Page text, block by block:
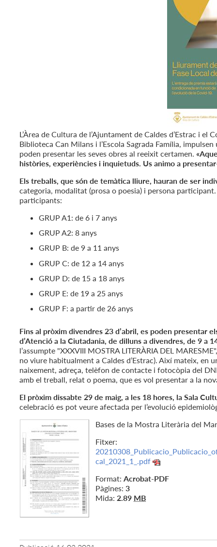
L’Àrea de Cultura de l’Ajuntament de Caldes d’Estrac i
Biblioteca Can Milans i l’Escola Sagrada Família,
poden presentar les seves obres al reeixit certamen.
històries, experiències i inquietuds. Us animo a
Els treballs, que són de temàtica lliure, hauran de ser
categoria, modalitat (prosa o poesia) i persona
participants:
GRUP A1: de 6 i 7 anys
GRUP A2: 8 anys
GRUP B: de 9 a 11 anys
GRUP C: de 12 a 14 anys
GRUP D: de 15 a 18 anys
GRUP E: de 19 a 25 anys
GRUP F: a partir de 26 anys
Fins al pròxim divendres 23 d’abril, es poden presentar
d’Atenció a la Ciutadania, de dilluns a divendres, de 9 a
l’assumpte "XXXVIII MOSTRA LITERÀRIA DEL
no viure habitualment a Caldes d’Estrac). Així mateix, en
naixement, adreça, telèfon de contacte i fotocòpia del
amb el treball, relat o poema, que es vol presentar a la
El pròxim dissabte 29 de maig, a les 18 hores, la Sala
celebració es pot veure afectada per l’evolució
Bases de la Mostra Literària del
Fitxer:
cal_2021_1_.pdf
Format: Acrobat-PDF
Pàgines: 3
Mida: 2.89 MB